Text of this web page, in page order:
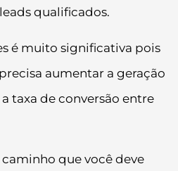
qualificados.
é muito significativa pois
aumentar a geração
taxa de conversão entre
que você deve